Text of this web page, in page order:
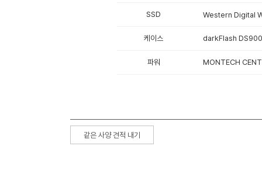
SSD Western Digital
케이스 darkFlash DS900
파워 MONTECH
같은 사양 견적 내기